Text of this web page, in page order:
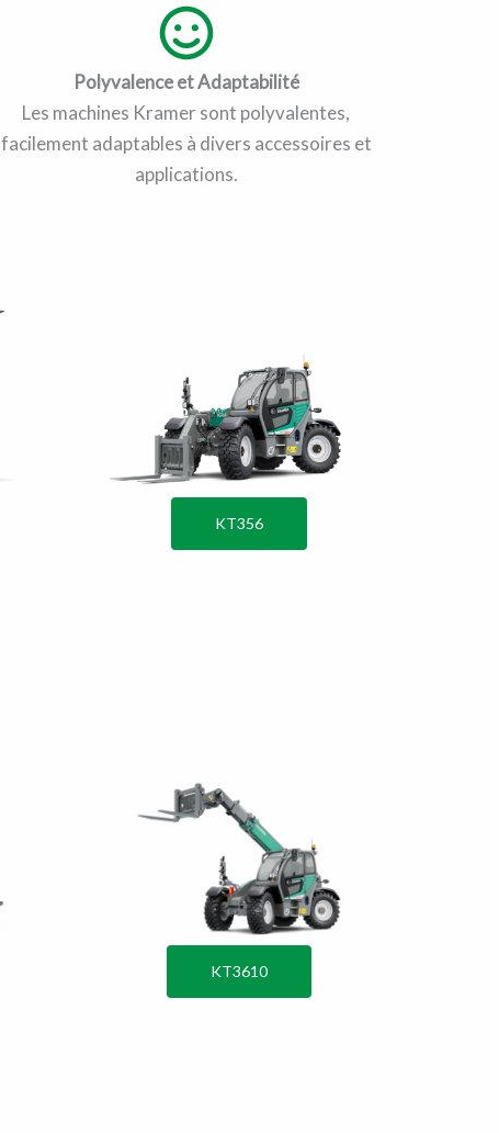
Polyvalence et Adaptabilité
Les machines Kramer sont polyvalentes,
facilement adaptables à divers accessoires et
applications.
KT356
KT3610